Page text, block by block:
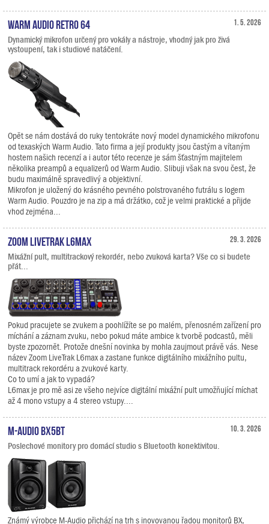
1. 5. 2026
Warm Audio Retro 64
Dynamický mikrofon určený pro vokály a nástroje, vhodný jak pro živá
vystoupení, tak i studiové natáčení.
Opět se nám dostává do ruky tentokráte nový model dynamického mikrofonu
od texaských Warm Audio. Tato firma a její produkty jsou častým a vítaným
hostem našich recenzí a i autor této recenze je sám šťastným majitelem
několika preampů a equalizerů od Warm Audio. Slibuji však na svou čest, že
budu maximálně spravedlivý a objektivní.
Mikrofon je uložený do krásného pevného polstrovaného futrálu s logem
Warm Audio. Pouzdro je na zip a má držátko, což je velmi praktické a přijde
vhod zejména...
29. 3. 2026
Zoom LiveTrak L6max
Mixážní pult, multitrackový rekordér, nebo zvuková karta? Vše co si budete
přát...
Pokud pracujete se zvukem a poohlížíte se po malém, přenosném zařízení pro
míchání a záznam zvuku, nebo pokud máte ambice k tvorbě podcastů, měli
byste zpozornět. Protože dnešní novinka by mohla zaujmout právě vás. Nese
název Zoom LiveTrak L6max a zastane funkce digitálního mixážního pultu,
multitrack rekordéru a zvukové karty.
Co to umí a jak to vypadá?
L6max je pro mě asi ze všeho nejvíce digitální mixážní pult umožňující míchat
až 4 mono vstupy a 4 stereo vstupy....
10. 3. 2026
M-Audio BX5BT
Poslechové monitory pro domácí studio s Bluetooth konektivitou.
Známý výrobce M-Audio přichází na trh s inovovanou řadou monitorů BX,